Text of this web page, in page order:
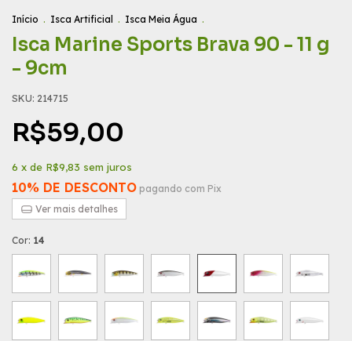
Início . Isca Artificial . Isca Meia Água .
Isca Marine Sports Brava 90 - 11 g
- 9cm
SKU: 214715
R$59,00
6 x de R$9,83 sem juros
10% DE DESCONTO pagando com Pix
Ver mais detalhes
Cor: 14